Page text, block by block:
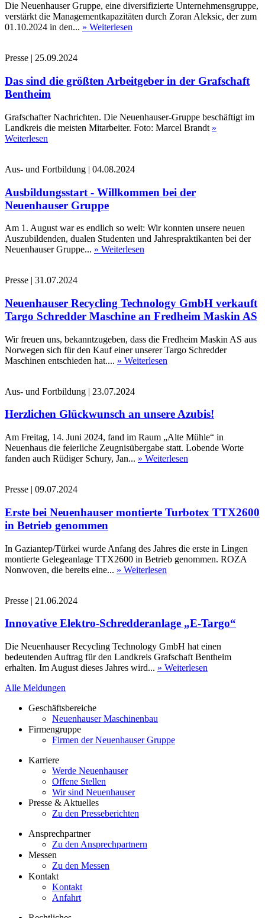
Die Neuenhauser Gruppe, eine diversifizierte Unternehmensgruppe,
verstärkt die Managementkapazitäten durch Zoran Aleksic, der zum
01.10.2024 in den... » Weiterlesen
Presse | 25.09.2024
Das sind die größten Arbeitgeber in der Grafschaft
Bentheim
Grafschafter Nachrichten. Die Neuenhauser-Gruppe beschäftigt im
Landkreis die meisten Mitarbeiter. Foto: Marcel Brandt »
Weiterlesen
Aus- und Fortbildung | 04.08.2024
Ausbildungsstart - Willkommen bei der
Neuenhauser Gruppe
Am 1. August war es endlich so weit: Wir konnten unsere neuen
Auszubildenden, dualen Studenten und Jahrespraktikanten bei der
Neuenhauser Gruppe... » Weiterlesen
Presse | 31.07.2024
Neuenhauser Recycling Technology GmbH verkauft
Targo Schredder Maschine an Fredheim Maskin AS
Wir freuen uns, bekanntzugeben, dass die Fredheim Maskin AS aus
Norwegen sich für den Kauf einer unserer Targo Schredder
Maschinen entschieden hat.... » Weiterlesen
Aus- und Fortbildung | 23.07.2024
Herzlichen Glückwunsch an unsere Azubis!
Am Freitag, 14. Juni 2024, fand im Raum „Alte Mühle“ in
Neuenhaus die feierliche Zeugnisübergabe statt. Lobende Worte
fanden auch Rüdiger Schury, Jan... » Weiterlesen
Presse | 09.07.2024
Erste bei Neuenhauser montierte Turbotex TTX2600
in Betrieb genommen
In Gaziantep/Türkei wurde Anfang des Jahres die erste in Lingen
montierte Gelegeanlage TTX2600 in Betrieb genommen. ROZA
Nonwoven, die bereits eine... » Weiterlesen
Presse | 21.06.2024
Innovative Elektro-Schredderanlage „E-Targo“
Die Neuenhauser Recycling Technology GmbH hat einen
bedeutenden Auftrag für den Landkreis Grafschaft Bentheim
erhalten. Im August dieses Jahres wird... » Weiterlesen
Alle Meldungen
Geschäftsbereiche
Neuenhauser Maschinenbau
Firmengruppe
Firmen der Neuenhauser Gruppe
Karriere
Werde Neuenhauser
Offene Stellen
Wir sind Neuenhauser
Presse & Aktuelles
Zu den Presseberichten
Ansprechpartner
Zu den Ansprechpartnern
Messen
Zu den Messen
Kontakt
Kontakt
Anfahrt